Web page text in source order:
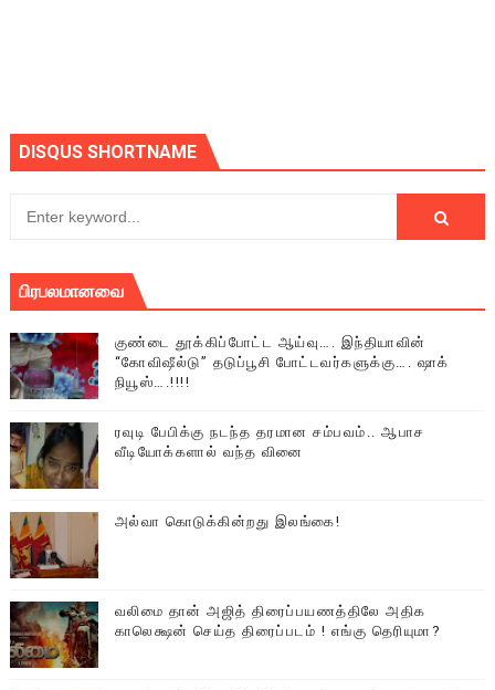
DISQUS SHORTNAME
பிரபலமானவை
குண்டை தூக்கிப்போட்ட ஆய்வு…. இந்தியாவின்
“கோவிஷீல்டு” தடுப்பூசி போட்டவர்களுக்கு…. ஷாக்
நியூஸ்….!!!!
ரவுடி பேபிக்கு நடந்த தரமான சம்பவம்.. ஆபாச
வீடியோக்களால் வந்த வினை
அல்வா கொடுக்கின்றது இலங்கை!
வலிமை தான் அஜித் திரைப்பயணத்திலே அதிக
காலெக்ஷன் செய்த திரைப்படம் ! எங்கு தெரியுமா?